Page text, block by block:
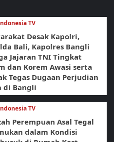
TV
Desak Kapolri,
Bali, Kapolres Bangli
Jajaran TNI Tingkat
dan Korem Awasi serta
Tegas Dugaan Perjudian
di Bangli
TV
Perempuan Asal Tegal
dalam Kondisi